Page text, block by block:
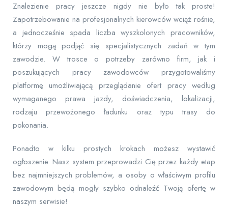
Znalezienie pracy jeszcze nigdy nie było tak proste!
Zapotrzebowanie na profesjonalnych kierowców wciąż rośnie,
a jednocześnie spada liczba wyszkolonych pracowników,
którzy mogą podjąć się specjalistycznych zadań w tym
zawodzie. W trosce o potrzeby zarówno firm, jak i
poszukujących pracy zawodowców przygotowaliśmy
platformę umożliwiającą przeglądanie ofert pracy według
wymaganego prawa jazdy, doświadczenia, lokalizacji,
rodzaju przewożonego ładunku oraz typu trasy do
pokonania.
Ponadto w kilku prostych krokach możesz wystawić
ogłoszenie. Nasz system przeprowadzi Cię przez każdy etap
bez najmniejszych problemów, a osoby o właściwym profilu
zawodowym będą mogły szybko odnaleźć Twoją ofertę w
naszym serwisie!